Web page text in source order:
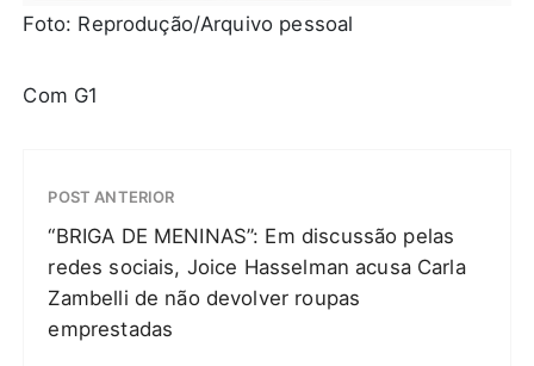
Foto: Reprodução/Arquivo pessoal
Com G1
POST ANTERIOR
“BRIGA DE MENINAS”: Em discussão pelas
redes sociais, Joice Hasselman acusa Carla
Zambelli de não devolver roupas
emprestadas